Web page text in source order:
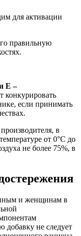
для активации
правильную
Е –
конкурировать
если принимать
в
от 0°C до
не более 75%, в
и женщинам в
добавку не следует